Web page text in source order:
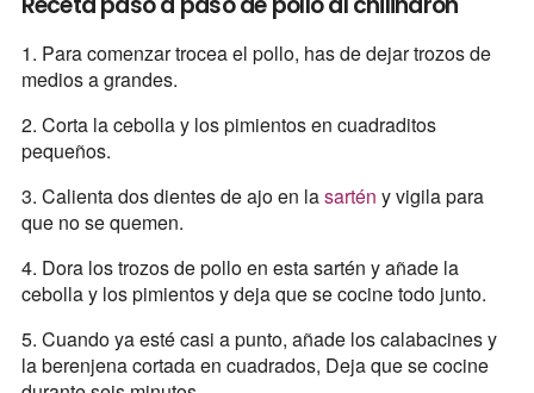
1. Para comenzar trocea el pollo, has de dejar trozos de
medios a grandes.
2. Corta la cebolla y los pimientos en cuadraditos
pequeños.
3. Calienta dos dientes de ajo en lasartén y vigila para
que no se quemen.
4. Dora los trozos de pollo en esta sartén y añade la
cebolla y los pimientos y deja que se cocine todo junto.
5. Cuando ya esté casi a punto, añade los calabacines y
la berenjena cortada en cuadrados, Deja que se cocine